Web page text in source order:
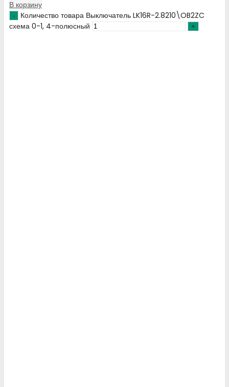
В корзину
Количество товара Выключатель LK16R-2.8210\OB2ZC
схема 0-1, 4-полюсный